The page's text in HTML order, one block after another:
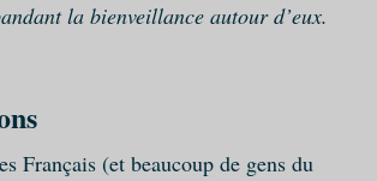
la bienveillance autour d’eux.
Français (et beaucoup de gens du